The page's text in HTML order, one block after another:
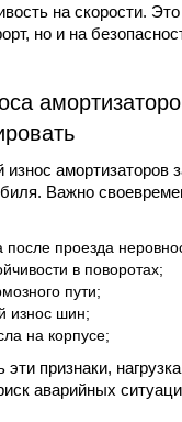
на скорости.
но и на
амортизаторов
Важно
после проезда
в поворотах;
пути;
износ шин;
на корпусе;
эти признаки,
аварийных